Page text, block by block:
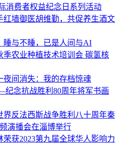
消费者权益纪念日系列活动
红墙御医胡维勤，共促养生酒文
睡与不睡，已是人间与AI
季农业种植技术培训会 碳氢核
夜间消失：我的存档惊魂
念抗战胜利80周年将军书画
界反法西斯战争胜利八十周年秦
演播会在淄博举行
获2023第九届全球华人影响力